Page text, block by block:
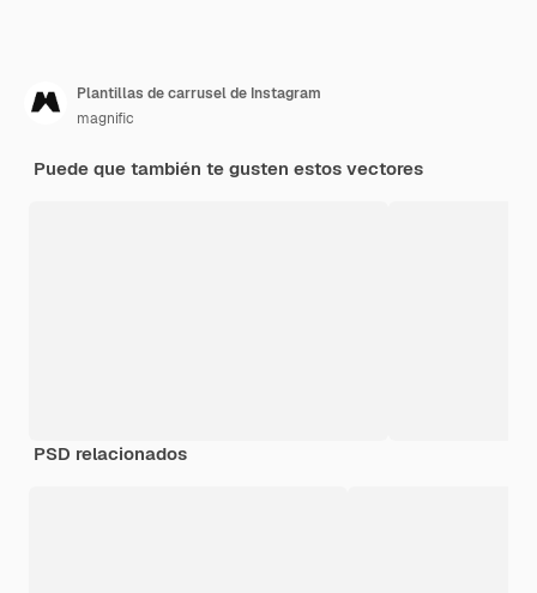
Plantillas de carrusel de Instagram
magnific
Puede que también te gusten estos vectores
PSD relacionados